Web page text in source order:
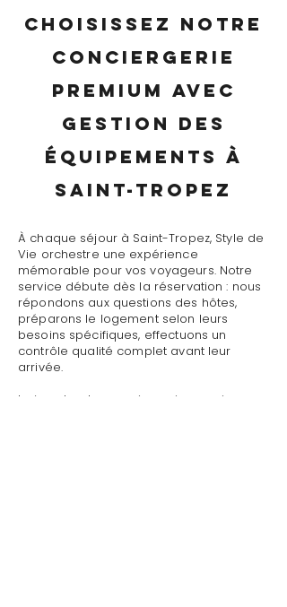
Choisissez notre
conciergerie
premium avec
gestion des
équipements à
Saint-Tropez
À chaque séjour à Saint-Tropez, Style de
Vie orchestre une expérience
mémorable pour vos voyageurs. Notre
service débute dès la réservation : nous
répondons aux questions des hôtes,
préparons le logement selon leurs
besoins spécifiques, effectuons un
contrôle qualité complet avant leur
arrivée.
Le jour J, notre conciergerie premium